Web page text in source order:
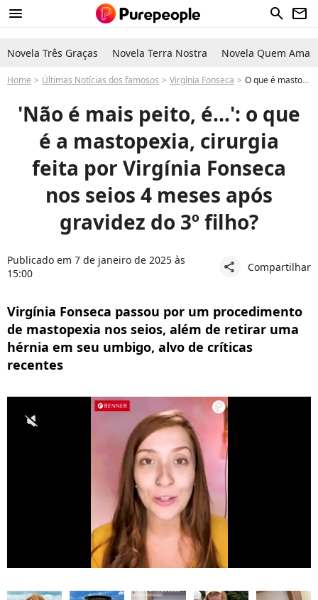
menu search newsletter
Novela Três Graças Novela Terra Nostra Novela Quem Ama
Home Últimas Notícias dos famosos Virgínia Fonseca O que é mastopexia, cirurgia feita por Virgínia Fonseca nos seios após gravidez do 3º filho? 'Não é mais...', diz influenciadora
'Não é mais peito, é...': o que
é a mastopexia, cirurgia
feita por Virgínia Fonseca
nos seios 4 meses após
gravidez do 3º filho?
Publicado em 7 de janeiro de 2025 às
15:00
share Compartilhar
Virgínia Fonseca passou por um procedimento
de mastopexia nos seios, além de retirar uma
hérnia em seu umbigo, alvo de críticas
recentes